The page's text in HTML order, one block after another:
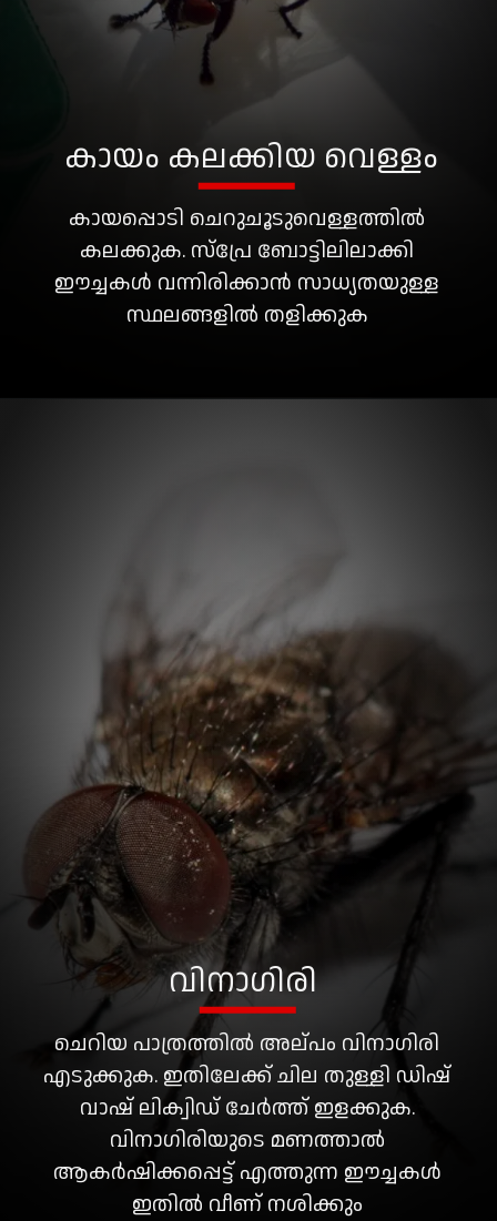
കായപ്പൊടി ചെറുചൂടുവെള്ളത്തിൽ
കലക്കുക. സ്പ്രേ ബോട്ടിലിലാക്കി
ഈച്ചകൾ വന്നിരിക്കാൻ സാധ്യതയുള്ള
കായം കലക്കിയ വെള്ളം
ചെറിയ പാത്രത്തിൽ അല്പം വിനാഗിരി
എടുക്കുക. ഇതിലേക്ക് ചില തുള്ളി ഡിഷ്
വാഷ് ലിക്വിഡ് ചേർത്ത് ഇളക്കുക.
വിനാഗിരിയുടെ മണത്താല്‍
ആകർഷിക്കപ്പെട്ട് എത്തുന്ന ഈച്ചകൾ
വിനാഗിരി